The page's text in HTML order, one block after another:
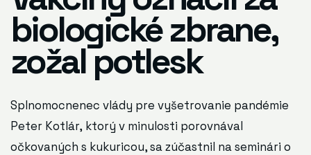
biologické zbrane,
zožal potlesk
Splnomocnenec vlády pre vyšetrovanie pandémie
Peter Kotlár, ktorý v minulosti porovnával
očkovaných s kukuricou, sa zúčastnil na seminári o